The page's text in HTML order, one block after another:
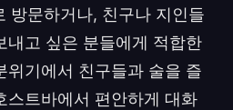
방문하거나, 친구나 지인들
내고 싶은 분들에게 적합한
위기에서 친구들과 술을 즐
스트바에서 편안하게 대화